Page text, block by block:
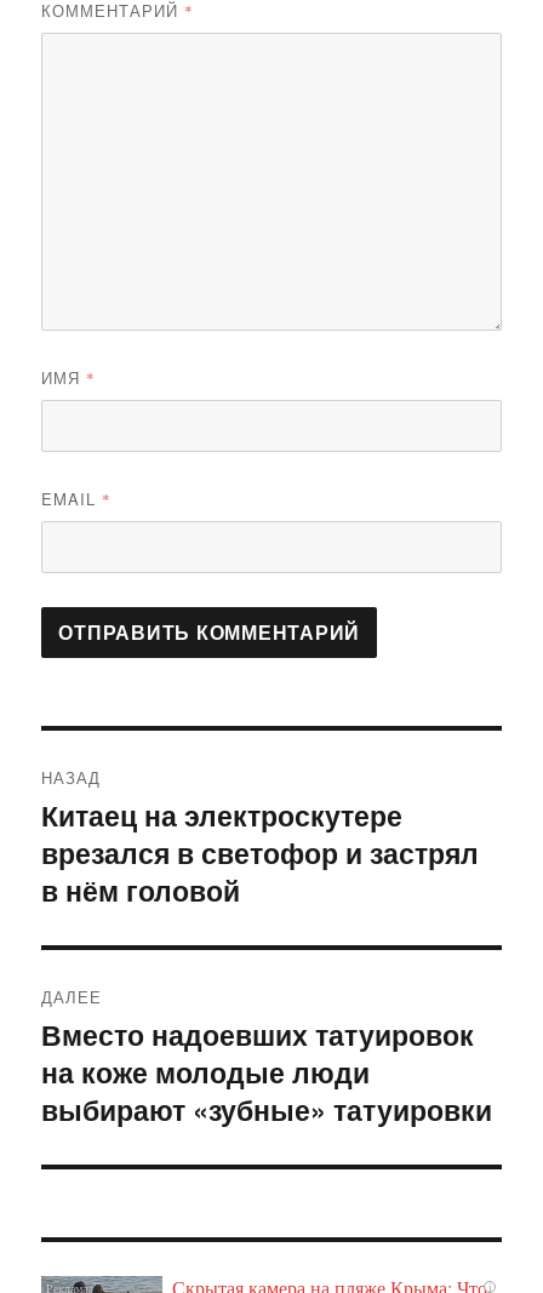
КОММЕНТАРИЙ *
ИМЯ *
EMAIL *
по
записям
НАЗАД
Предыдущая
запись:
Китаец на электроскутере
врезался в светофор и застрял
в нём головой
ДАЛЕЕ
Следующая
запись:
Вместо надоевших татуировок
на коже молодые люди
выбирают «зубные» татуировки
i
Скрытая камера на пляже Крыма: Что